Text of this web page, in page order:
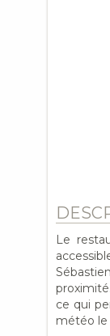
Le
ce qui
météo